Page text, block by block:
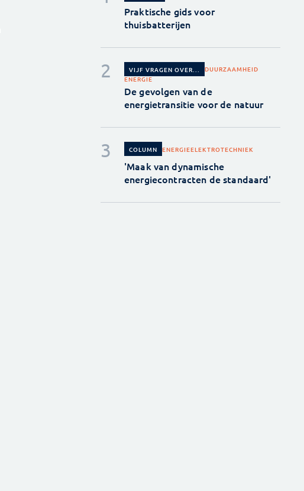
Praktische gids voor
thuisbatterijen
VIJF VRAGEN OVER...
DUURZAAMHEID
ENERGIE
De gevolgen van de
energietransitie voor de natuur
COLUMN ENERGIEELEKTROTECHNIEK
'Maak van dynamische
energiecontracten de standaard'